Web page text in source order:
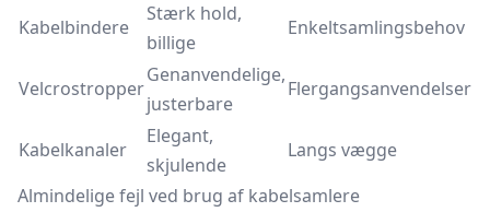
Kabelbindere
Stærk hold,
billige
Enkeltsamlingsbehov
Velcrostropper
Genanvendelige,
justerbare
Flergangsanvendelser
Kabelkanaler
Elegant,
skjulende
Langs vægge
Almindelige fejl ved brug af kabelsamlere